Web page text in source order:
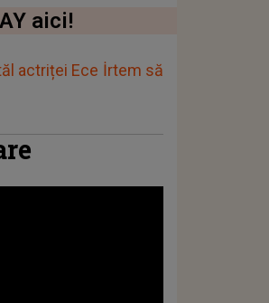
aici!
actriței Ece İrtem să